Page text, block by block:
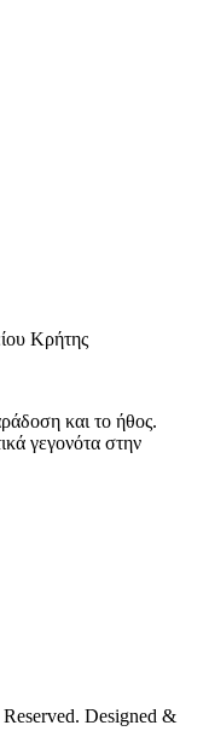
Κρήτης
και το ήθος.
γεγονότα στην
Designed &